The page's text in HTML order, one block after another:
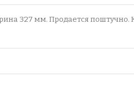
327 мм. Продается поштучно.